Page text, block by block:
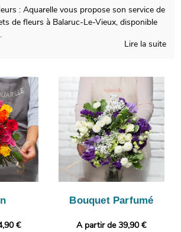
: Aquarelle vous propose son service de
de fleurs à Balaruc-Le-Vieux, disponible
esthétique et de bonne qualité. Àprès sa
protection viendra emballer votre bouquet.
de votre bouquet sera prise. Puis,
sera effectué, après vous avoir fait
souhaitez ajouter une touche
pouvez glisser une photo imprimée et un
plus de personnalité à votre cadeau.
Lire la suite
€
Bouquet Parfumé
A partir de 39,90 €